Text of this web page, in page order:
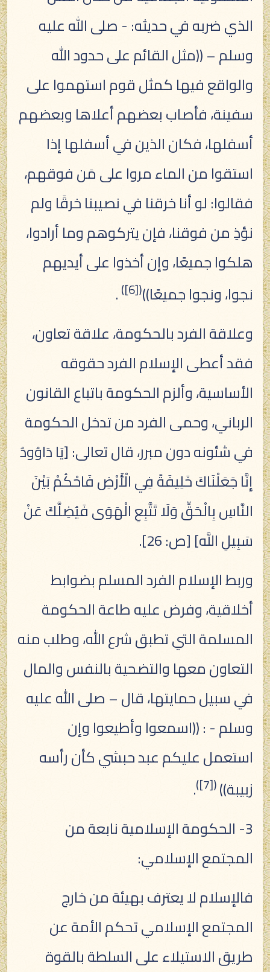
الذي ضربه في حديثه: - صلى الله عليه
وسلم – ((مثل القائم على حدود الله
والواقع فيها كمثل قوم استهموا على
سفينة، فأصاب بعضهم أعلاها وبعضهم
أسفلها، فكان الذين في أسفلها إذا
استقوا من الماء مروا على مَن فوقهم،
فقالوا: لو أنا خرقنا في نصيبنا خرقًا ولم
نؤذِ من فوقنا، فإن يتركوهم وما أرادوا،
هلكوا جميعًا، وإن أخذوا على أيديهم
نجوا، ونجوا جميعًا))(
[6]
)
.
وعلاقة الفرد بالحكومة، علاقة تعاون،
فقد أعطى الإسلام الفرد حقوقه
الأساسية، وألزم الحكومة باتباع القانون
الرباني، وحمى الفرد من تدخل الحكومة
في شئونه دون مبرر، قال تعالى: [يَا دَاوُودُ
إِنَّا جَعَلْنَاكَ خَلِيفَةً فِي الْأَرْضِ فَاحْكُمْ بَيْنَ
النَّاسِ بِالْحَقِّ وَلَا تَتَّبِعِ الْهَوَى فَيُضِلَّكَ عَنْ
سَبِيلِ اللَّه] [ص: 26].
وربط الإسلام الفرد المسلم بضوابط
أخلاقية، وفرض عليه طاعة الحكومة
المسلمة التي تطبق شرع الله، وطلب منه
التعاون معها والتضحية بالنفس والمال
في سبيل حمايتها، قال – صلى الله عليه
وسلم - : ((اسمعوا وأطيعوا وإن
استعمل عليكم عبد حبشي كأن رأسه
زبيبة))(
[7]
)
.
3- الحكومة الإسلامية نابعة من
المجتمع الإسلامي:
فالإسلام لا يعترف بهيئة من خارج
المجتمع الإسلامي تحكم الأمة عن
طريق الاستيلاء على السلطة بالقوة